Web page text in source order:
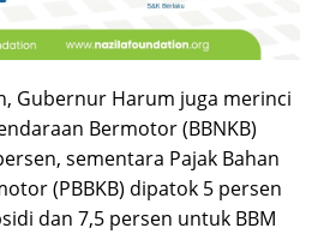
Gubernur Harum juga merinci
Bermotor (BBNKB)
sementara Pajak Bahan
(PBBKB) dipatok 5 persen
dan 7,5 persen untuk BBM